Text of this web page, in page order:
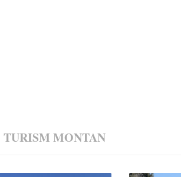
TURISM MONTAN